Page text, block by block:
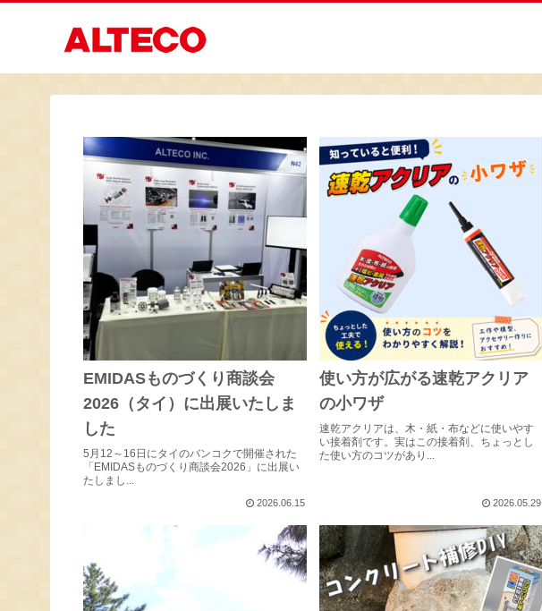
EMIDASものづくり商談会
2026（タイ）に出展いたしま
した
5月12～16日にタイのバンコクで開催された
「EMIDASものづくり商談会2026」に出展い
たしまし...
2026.06.15
使い方が広がる速乾アクリア
の小ワザ
速乾アクリアは、木・紙・布などに使いやす
い接着剤です。実はこの接着剤、ちょっとし
た使い方のコツがあり...
2026.05.29